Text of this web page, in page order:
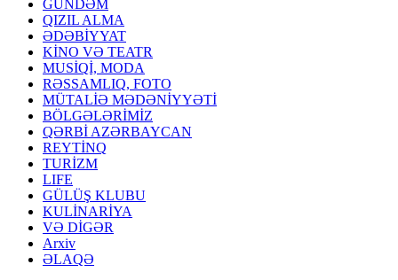
GÜNDƏM
QIZIL ALMA
ƏDƏBİYYAT
KİNO VƏ TEATR
MUSİQİ, MODA
RƏSSAMLIQ, FOTO
MÜTALİƏ MƏDƏNİYYƏTİ
BÖLGƏLƏRİMİZ
QƏRBİ AZƏRBAYCAN
REYTİNQ
TURİZM
LIFE
GÜLÜŞ KLUBU
KULİNARİYA
VƏ DİGƏR
Arxiv
ƏLAQƏ